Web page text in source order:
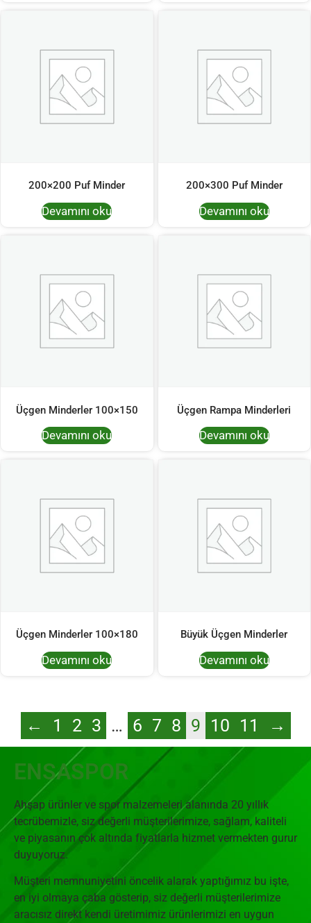
200×200 Puf Minder
Devamını oku
200×300 Puf Minder
Devamını oku
Üçgen Minderler 100×150
Devamını oku
Üçgen Rampa Minderleri
Devamını oku
Üçgen Minderler 100×180
Devamını oku
Büyük Üçgen Minderler
Devamını oku
← 1 2 3 … 6 7 8 9 10 11 →
ENSASPOR
Ahşap ürünler ve spor malzemeleri alanında 20 yıllık
tecrübemizle, siz değerli müşterilerimize, sağlam, kaliteli
ve piyasanın çok altında fiyatlarla hizmet vermekten gurur
duyuyoruz.
Müşteri memnuniyetini öncelik alarak yaptığımız bu işte,
en iyi olmaya çaba gösterip, siz değerli müşterilerimize
aracısız direkt kendi üretimimiz ürünlerimizi en uygun